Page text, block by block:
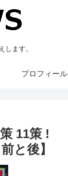
します。
プロフィール
11策 !
と後】